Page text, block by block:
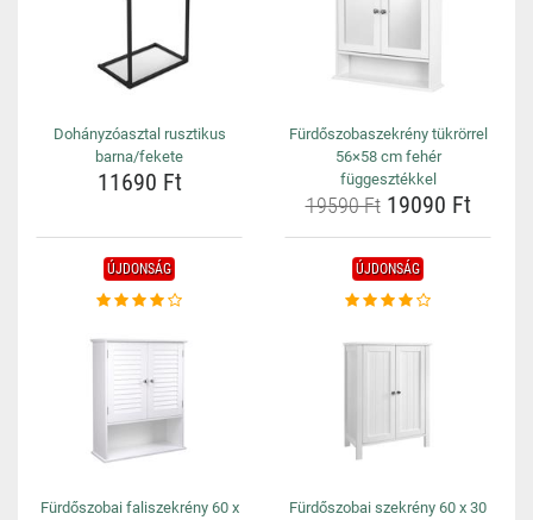
Dohányzóasztal rusztikus
barna/fekete
11690 Ft
Fürdőszobaszekrény tükrörrel
56×58 cm fehér
függesztékkel
19590 Ft19090 Ft
ÚJDONSÁG
Fürdőszobai faliszekrény 60 x
ÚJDONSÁG
Fürdőszobai szekrény 60 x 30